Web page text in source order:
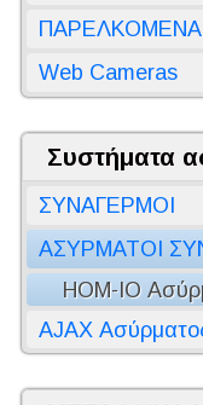
Web Cameras
Συστήματα
ΣΥΝΑΓΕΡΜΟΙ
ΑΣΥΡΜΑΤΟΙ
HOM-IO
AJAX